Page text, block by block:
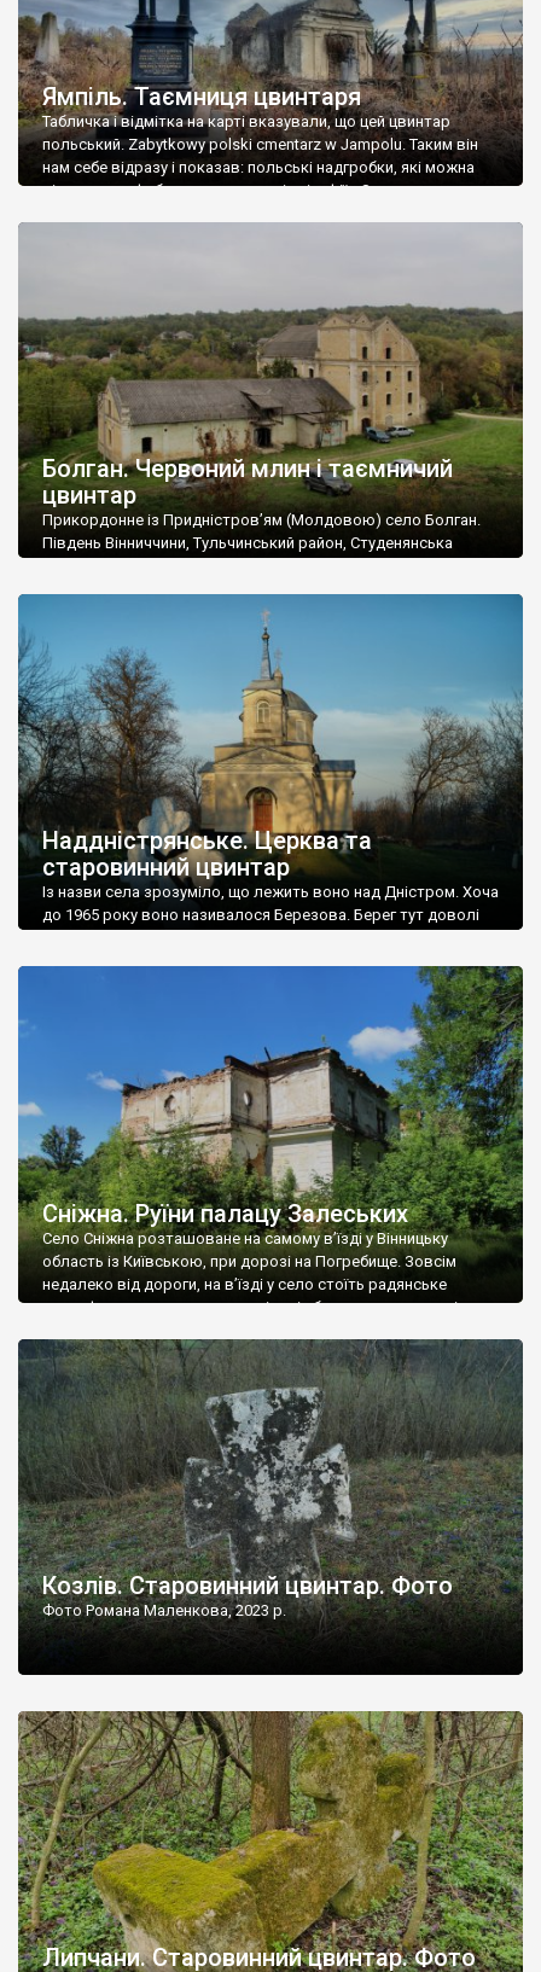
Ямпіль. Таємниця цвинтаря
Табличка і відмітка на карті вказували, що цей цвинтар
польський. Zabytkowy polski cmentarz w Jampolu. Таким він
нам себе відразу і показав: польські надгробки, які можна
віднести до фабричних, польські епітафії… Загалом цвинтар
Болган. Червоний млин і таємничий
цвинтар
Прикордонне із Придністров’ям (Молдовою) село Болган.
Південь Вінниччини, Тульчинський район, Студенянська
старовинний цвинтар із кам’яними хрестами. Всі епітафії, які
збереглися, написані кирилицею, церковнослов’янською
мовою. За всіма традиційними ознаками – цвинтар
український. Хрести датуються 19 століттям. У 1924-1940
роках Болган […]
Наддністрянське. Церква та
старовинний цвинтар
Із назви села зрозуміло, що лежить воно над Дністром. Хоча
до 1965 року воно називалося Березова. Берег тут доволі
Наддністрянське відрізняється від більшості навколишніх
сіл. У селі є мурована Михайлівська церква. Точної дати […]
Сніжна. Руїни палацу Залеських
Село Сніжна розташоване на самому в’їзді у Вінницьку
область із Київською, при дорозі на Погребище. Зовсім
недалеко від дороги, на в’їзді у село стоїть радянське
рельєфне пано, яке показує жінку і яблуню, а трохи далі, десь
не видно, але видно дві стареньких колії у траві – […]
Козлів. Старовинний цвинтар. Фото
Фото Романа Маленкова, 2023 р.
Липчани. Старовинний цвинтар. Фото